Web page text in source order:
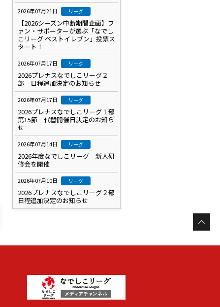
2026年07月21日 リーグ
【2026シーズン中断期間企画】フ
ァン・サポーターが選ぶ「なでし
こリーグ ベストイレブン」投票ス
タート！
2026年07月17日 リーグ
2026プレナスなでしこリーグ２
部 日程追加決定のお知らせ
2026年07月17日 リーグ
2026プレナスなでしこリーグ１部
第15節 代替開催日決定のお知ら
せ
2026年07月14日 リーグ
2026年度なでしこリーグ 新人研
修会を開催
2026年07月10日 リーグ
2026プレナスなでしこリーグ２部
日程追加決定のお知らせ